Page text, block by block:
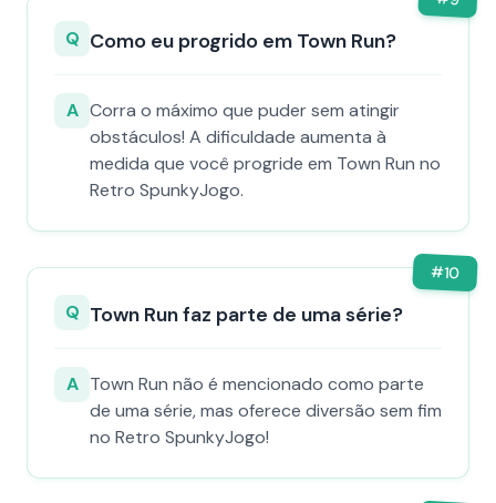
Q Como eu progrido em Town Run?
A Corra o máximo que puder sem atingir
obstáculos! A dificuldade aumenta à
medida que você progride em Town Run no
Retro SpunkyJogo.
#10
Q Town Run faz parte de uma série?
A Town Run não é mencionado como parte
de uma série, mas oferece diversão sem fim
no Retro SpunkyJogo!